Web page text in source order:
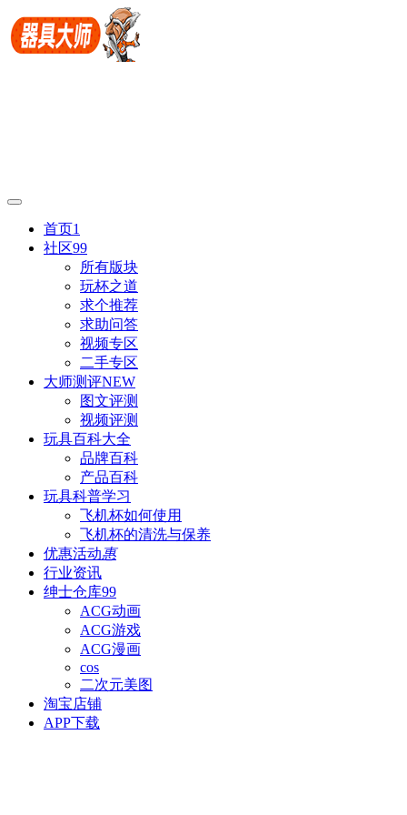
首页1
社区99
所有版块
玩杯之道
求个推荐
求助问答
视频专区
二手专区
大师测评NEW
图文评测
视频评测
玩具百科大全
品牌百科
产品百科
玩具科普学习
飞机杯如何使用
飞机杯的清洗与保养
优惠活动惠
行业资讯
绅士仓库99
ACG动画
ACG游戏
ACG漫画
cos
二次元美图
淘宝店铺
APP下载